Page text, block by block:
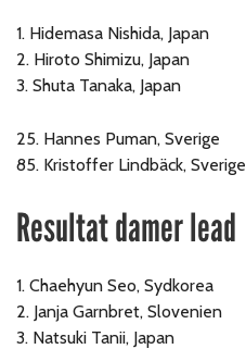
1. Hidemasa Nishida, Japan
2. Hiroto Shimizu, Japan
3. Shuta Tanaka, Japan
25. Hannes Puman, Sverige
85. Kristoffer Lindbäck, Sverige
Resultat damer lead
1. Chaehyun Seo, Sydkorea
2. Janja Garnbret, Slovenien
3. Natsuki Tanii, Japan